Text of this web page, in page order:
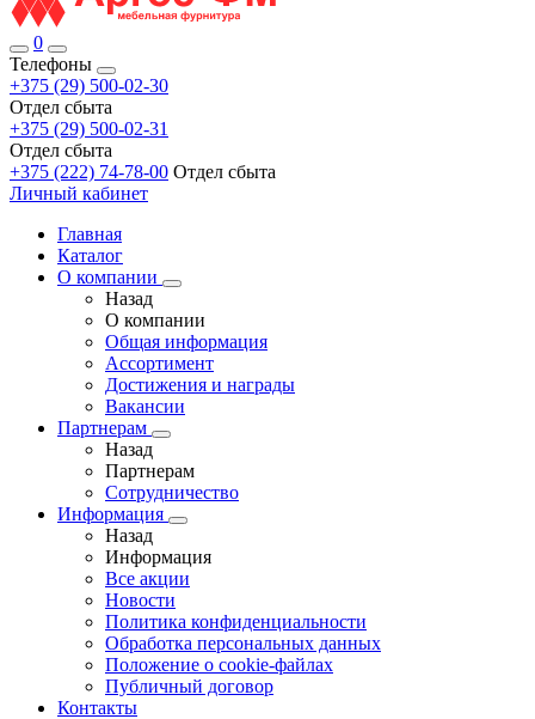
0
Телефоны
+375 (29) 500-02-30
Отдел сбыта
+375 (29) 500-02-31
Отдел сбыта
+375 (222) 74-78-00 Отдел сбыта
Личный кабинет
Главная
Каталог
О компании
Назад
О компании
Общая информация
Ассортимент
Достижения и награды
Вакансии
Партнерам
Назад
Партнерам
Сотрудничество
Информация
Назад
Информация
Все акции
Новости
Политика конфиденциальности
Обработка персональных данных
Положение о cookie-файлах
Публичный договор
Контакты